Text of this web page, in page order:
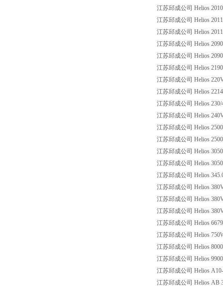
江苏邱成公司 Helios
江苏邱成公司 Helios
江苏邱成公司 Helios
江苏邱成公司 Helios
江苏邱成公司 Helios
江苏邱成公司 Helios
江苏邱成公司 Helios
江苏邱成公司 Helios
江苏邱成公司 Helios 230/
江苏邱成公司 Helios
江苏邱成公司 Helios
江苏邱成公司 Helios
江苏邱成公司 Helios
江苏邱成公司 Helios
江苏邱成公司 Helios
江苏邱成公司 Helios
江苏邱成公司 Helios
江苏邱成公司 Helios
江苏邱成公司 Helios
江苏邱成公司 Helios
江苏邱成公司 Helios
江苏邱成公司 Helios
江苏邱成公司 Helios
江苏邱成公司 Helios AB